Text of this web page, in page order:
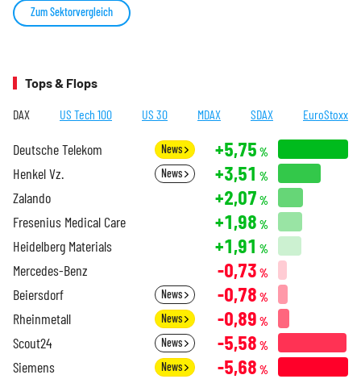
Zum Sektorvergleich
Tops & Flops
DAX US Tech 100 US 30 MDAX SDAX EuroStoxx
Deutsche Telekom News +5,75 %
Henkel Vz. News +3,51 %
Zalando +2,07 %
Fresenius Medical Care +1,98 %
Heidelberg Materials +1,91 %
Mercedes-Benz -0,73 %
Beiersdorf News -0,78 %
Rheinmetall News -0,89 %
Scout24 News -5,58 %
Siemens News -5,68 %